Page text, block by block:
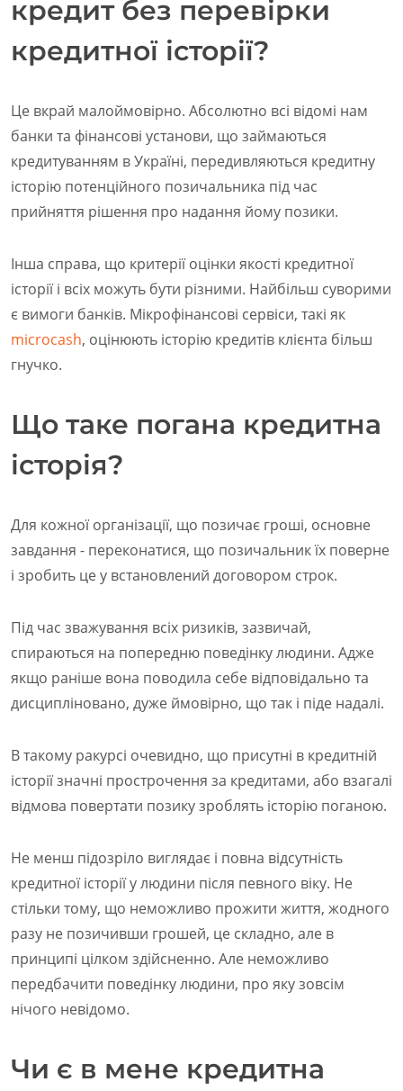
кредит без перевірки
кредитної історії?
Це вкрай малоймовірно. Абсолютно всі відомі нам
банки та фінансові установи, що займаються
кредитуванням в Україні, передивляються кредитну
історію потенційного позичальника під час
прийняття рішення про надання йому позики.
Інша справа, що критерії оцінки якості кредитної
історії і всіх можуть бути різними. Найбільш суворими
є вимоги банків. Мікрофінансові сервіси, такі як
microcash, оцінюють історію кредитів клієнта більш
гнучко.
Що таке погана кредитна
історія?
Для кожної організації, що позичає гроші, основне
завдання - переконатися, що позичальник їх поверне
і зробить це у встановлений договором строк.
Під час зважування всіх ризиків, зазвичай,
спираються на попередню поведінку людини. Адже
якщо раніше вона поводила себе відповідально та
дисципліновано, дуже ймовірно, що так і піде надалі.
В такому ракурсі очевидно, що присутні в кредитній
історії значні прострочення за кредитами, або взагалі
відмова повертати позику зроблять історію поганою.
Не менш підозріло виглядає і повна відсутність
кредитної історії у людини після певного віку. Не
стільки тому, що неможливо прожити життя, жодного
разу не позичивши грошей, це складно, але в
принципі цілком здійсненно. Але неможливо
передбачити поведінку людини, про яку зовсім
нічого невідомо.
Чи є в мене кредитна